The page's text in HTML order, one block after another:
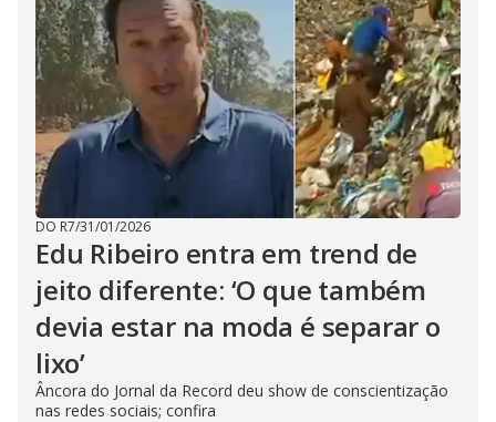
DO R7/31/01/2026
Edu Ribeiro entra em trend de
jeito diferente: ‘O que também
devia estar na moda é separar o
lixo’
Âncora do Jornal da Record deu show de conscientização
nas redes sociais; confira